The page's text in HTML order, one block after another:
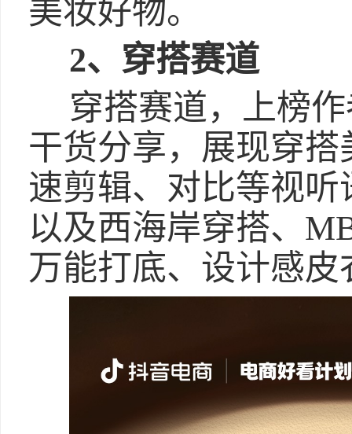
美妆好物。
2、穿搭赛道
穿搭赛道，上榜
干货分享，展现穿
速剪辑、对比等视
以及西海岸穿搭、
万能打底、设计感